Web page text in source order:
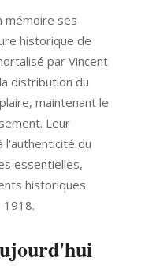
mémoire ses
historique de
par Vincent
distribution du
maintenant le
Leur
l'authenticité du
essentielles,
historiques
1918.